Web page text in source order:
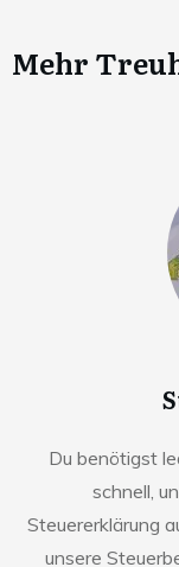
Mehr
Du benötigst
schnell,
Steuererklärung
unsere